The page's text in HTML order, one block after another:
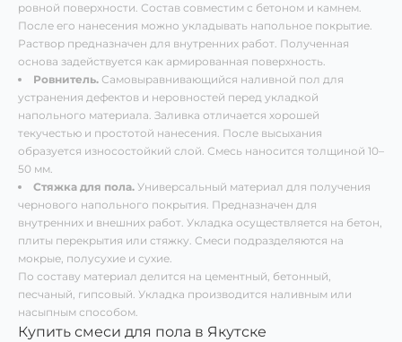
ровной поверхности. Состав совместим с бетоном и камнем.
После его нанесения можно укладывать напольное покрытие.
Раствор предназначен для внутренних работ. Полученная
основа задействуется как армированная поверхность.
Ровнитель. Самовыравнивающийся наливной пол для
устранения дефектов и неровностей перед укладкой
напольного материала. Заливка отличается хорошей
текучестью и простотой нанесения. После высыхания
образуется износостойкий слой. Смесь наносится толщиной 10–
50 мм.
Стяжка для пола. Универсальный материал для получения
чернового напольного покрытия. Предназначен для
внутренних и внешних работ. Укладка осуществляется на бетон,
плиты перекрытия или стяжку. Смеси подразделяются на
мокрые, полусухие и сухие.
По составу материал делится на цементный, бетонный,
песчаный, гипсовый. Укладка производится наливным или
насыпным способом.
Купить смеси для пола в Якутске